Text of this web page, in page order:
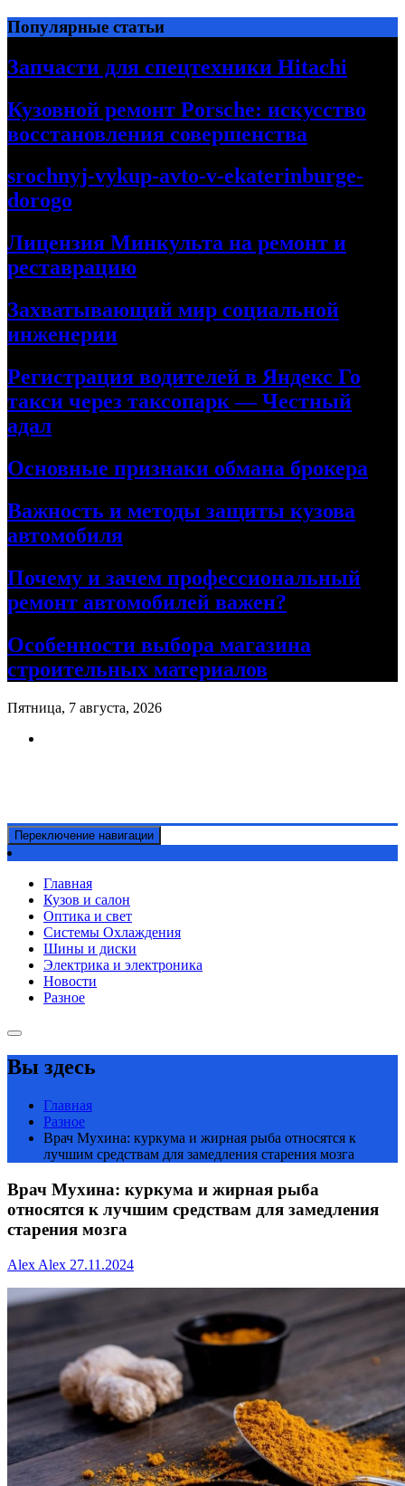
Перейти
к
содержимому
Популярные статьи
Запчасти для спецтехники Hitachi
Кузовной ремонт Porsche: искусство
восстановления совершенства
srochnyj-vykup-avto-v-ekaterinburge-
dorogo
Лицензия Минкульта на ремонт и
реставрацию
Захватывающий мир социальной
инженерии
Регистрация водителей в Яндекс Го
такси через таксопарк — Честный
адал
Основные признаки обмана брокера
Важность и методы защиты кузова
автомобиля
Почему и зачем профессиональный
ремонт автомобилей важен?
Особенности выбора магазина
строительных материалов
Пятница, 7 августа, 2026
Переключение навигации
Главная
Кузов и салон
Оптика и свет
Системы Охлаждения
Шины и диски
Электрика и электроника
Новости
Разное
Вы здесь
Главная
Разное
Врач Мухина: куркума и жирная рыба относятся к
лучшим средствам для замедления старения мозга
Врач Мухина: куркума и жирная рыба
относятся к лучшим средствам для замедления
старения мозга
Alex Alex 27.11.2024